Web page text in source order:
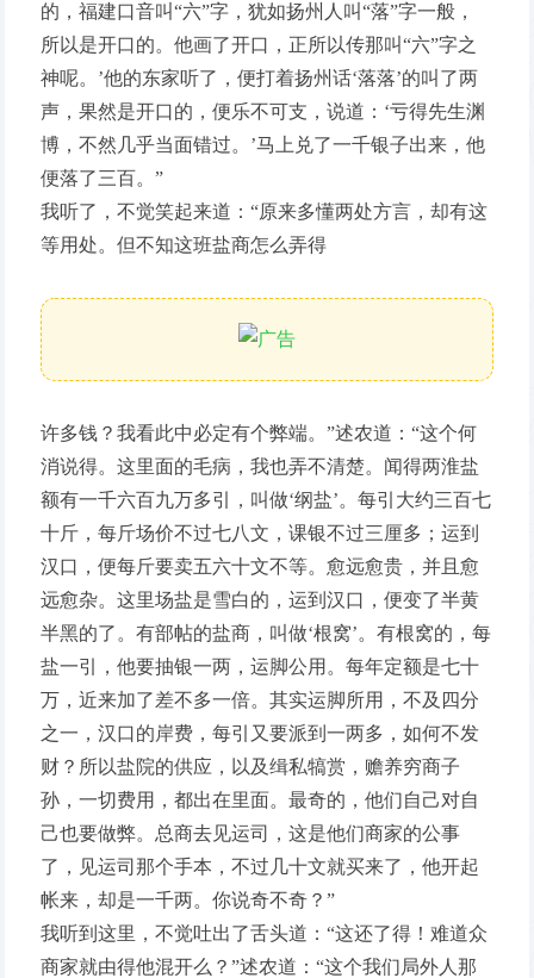
的，福建口音叫“六”字，犹如扬州人叫“落”字一般，
所以是开口的。他画了开口，正所以传那叫“六”字之
神呢。’他的东家听了，便打着扬州话‘落落’的叫了两
声，果然是开口的，便乐不可支，说道：‘亏得先生渊
博，不然几乎当面错过。’马上兑了一千银子出来，他
便落了三百。”
我听了，不觉笑起来道：“原来多懂两处方言，却有这
等用处。但不知这班盐商怎么弄得
许多钱？我看此中必定有个弊端。”述农道：“这个何
消说得。这里面的毛病，我也弄不清楚。闻得两淮盐
额有一千六百九万多引，叫做‘纲盐’。每引大约三百七
十斤，每斤场价不过七八文，课银不过三厘多；运到
汉口，便每斤要卖五六十文不等。愈远愈贵，并且愈
远愈杂。这里场盐是雪白的，运到汉口，便变了半黄
半黑的了。有部帖的盐商，叫做‘根窝’。有根窝的，每
盐一引，他要抽银一两，运脚公用。每年定额是七十
万，近来加了差不多一倍。其实运脚所用，不及四分
之一，汉口的岸费，每引又要派到一两多，如何不发
财？所以盐院的供应，以及缉私犒赏，赡养穷商子
孙，一切费用，都出在里面。最奇的，他们自己对自
己也要做弊。总商去见运司，这是他们商家的公事
了，见运司那个手本，不过几十文就买来了，他开起
帐来，却是一千两。你说奇不奇？”
我听到这里，不觉吐出了舌头道：“这还了得！难道众
商家就由得他混开么？”述农道：“这个我们局外人那